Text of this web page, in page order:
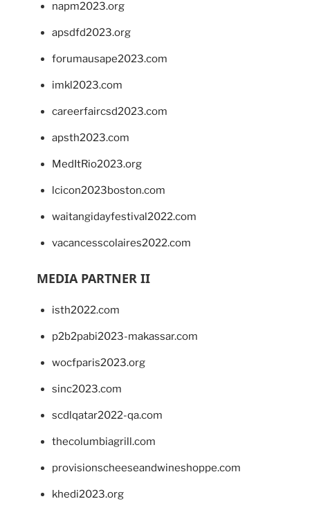
napm2023.org
apsdfd2023.org
forumausape2023.com
imkl2023.com
careerfaircsd2023.com
apsth2023.com
MedItRio2023.org
lcicon2023boston.com
waitangidayfestival2022.com
vacancesscolaires2022.com
MEDIA PARTNER II
isth2022.com
p2b2pabi2023-makassar.com
wocfparis2023.org
sinc2023.com
scdlqatar2022-qa.com
thecolumbiagrill.com
provisionscheeseandwineshoppe.com
khedi2023.org